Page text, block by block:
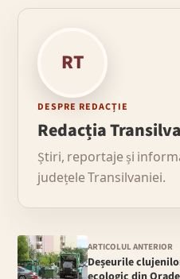
RT
DESPRE REDACȚIE
Redacția
Știri, reportaje și
județele Transilvaniei.
ARTICOLUL ANTERIOR
Deșeurile